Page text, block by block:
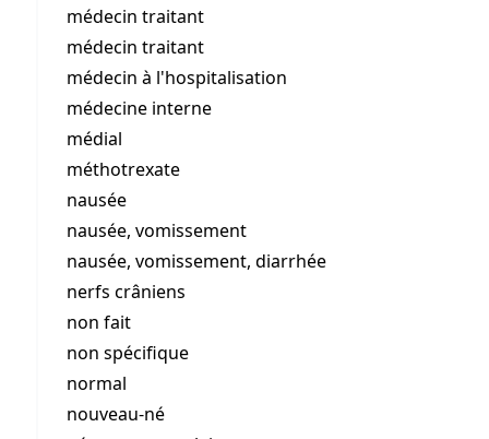
médecin traitant
médecin traitant
médecin à l'hospitalisation
médecine interne
médial
méthotrexate
nausée
nausée, vomissement
nausée, vomissement, diarrhée
nerfs crâniens
non fait
non spécifique
normal
nouveau-né